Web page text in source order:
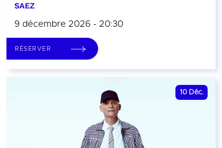
SAEZ
9 décembre 2026 - 20:30
RÉSERVER
10 Déc.